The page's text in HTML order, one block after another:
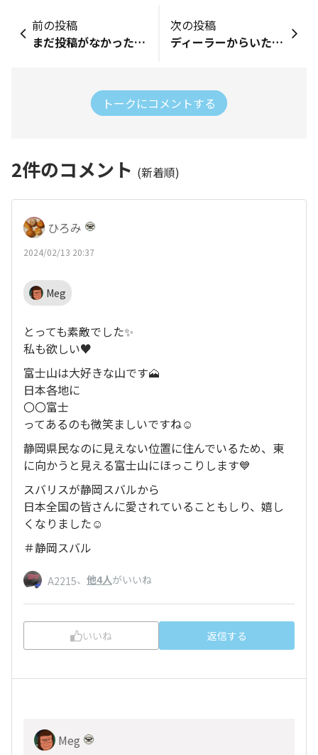
前の投稿
まだ投稿がなかったので、1番乗りで投稿します！ クルマのパーツなどではない&amp;今は販売されてないようなのですが、スバルのロゴ入りマグカップです！ NARUMIで、内側のブルーがとても良い色です。 ただ、左利きなので、、デスクとかに置いていてもロゴが見えないのが悲しいんですが。。 STIのマグカップもありますが、個人的にはこちらが好きです。 全然関係ないんですが、ディーラーの方が着ているスバルブルー(袖の辺りはホワイト)のジャケット販売してくれないかなーと思ってます。 数年前に配られたとかって聞きました。 STIのジャケットはあるのですが、、
次の投稿
ディーラーからいただいたものですが、日頃から愛用していますので紹介します🚙 マグカップです！ キャンプが好きなのでキャンプ場に持って行ったり、普段使いもしており、お気に入りゆえボロボロです😭カラビナも壊れています（笑） スバルさん、もっとキャンプ用品やベビー用品も発売していただけるとうれしいです！
トークにコメントする
2件のコメント (新着順)
ひろみ
2024/02/13 20:37
Meg
とっても素敵でした✨
私も欲しい♥
富士山は大好きな山です🗻
日本各地に
〇〇富士
ってあるのも微笑ましいですね☺
静岡県民なのに見えない位置に住んでいるため、東
に向かうと見える富士山にほっこりします💙
スバリスが静岡スバルから
日本全国の皆さんに愛されていることもしり、嬉し
くなりました☺
＃静岡スバル
A2215、 他4人がいいね
いいね 返信する
Meg